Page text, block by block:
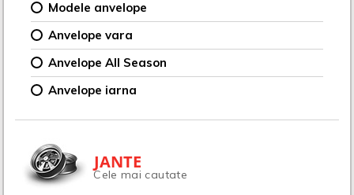
Modele anvelope
Anvelope vara
Anvelope All Season
Anvelope iarna
JANTE
Cele mai cautate